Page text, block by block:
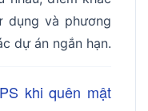
dụng và phương
dự án ngắn hạn.
khi quên mật